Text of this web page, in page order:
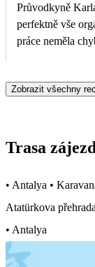
Průvodkyně
perfektně vše
práce neměla
Zobrazit všechny
Trasa
• Antalya •
Atatürkova
• Antalya